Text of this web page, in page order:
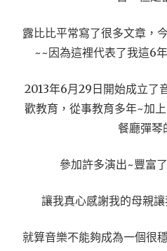
露比比平常寫了很多文章，
~~因為這裡代表了我這6
2013年6月29日開始成立了
歡教育，從事教育多年~加
餐廳彈琴
參加許多演出~豐富
讓我真心感謝我的母親
就算音樂不能夠成為一個很